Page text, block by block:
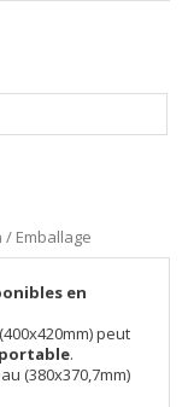
Emballage
en
peut
.
(380x370,7mm)